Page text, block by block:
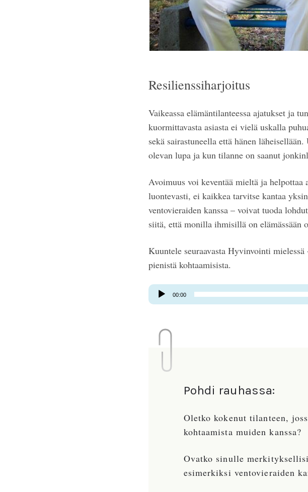
Resilienssiharjoitus
Vaikeassa elämäntilanteessa ajatukset ja
kuormittavasta asiasta ei vielä uskalla
sekä sairastuneella että hänen
olevan lupa ja kun tilanne on saanut
Avoimuus voi keventää mieltä ja
luontevasti, ei kaikkea tarvitse kantaa
ventovieraiden kanssa – voivat tuoda
siitä, että monilla ihmisillä on elämässään
Kuuntele seuraavasta Hyvinvointi
pienistä kohtaamisista.
Äänitoistin
00:00
Pohdi rauhassa:
Oletko kokenut tilanteen,
kohtaamista muiden kanssa?
Ovatko sinulle
esimerkiksi ventovieraiden